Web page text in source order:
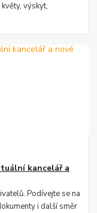
výskyt,
kancelář a
Podívejte se na
i další směr